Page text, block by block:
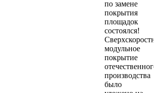
по замене
покрытия
площадок
состоялся!
модульное
покрытие
производства
было